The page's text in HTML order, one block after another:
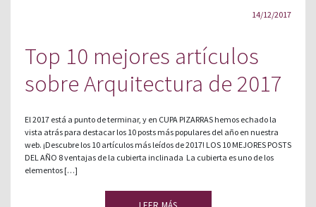
14/12/2017
Top 10 mejores artículos
sobre Arquitectura de 2017
El 2017 está a punto de terminar, y en CUPA PIZARRAS hemos echado la
vista atrás para destacar los 10 posts más populares del año en nuestra
web. ¡Descubre los 10 artículos más leídos de 2017! LOS 10 MEJORES POSTS
DEL AÑO 8 ventajas de la cubierta inclinada La cubierta es uno de los
elementos […]